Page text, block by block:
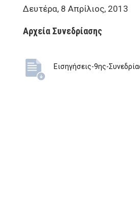
Δευτέρα, 8 Απρίλιος, 2013
Αρχεία Συνεδρίασης
Εισηγήσεις-9ης-